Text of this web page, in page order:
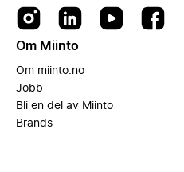
Om Miinto
Om miinto.no
Jobb
Bli en del av Miinto
Brands